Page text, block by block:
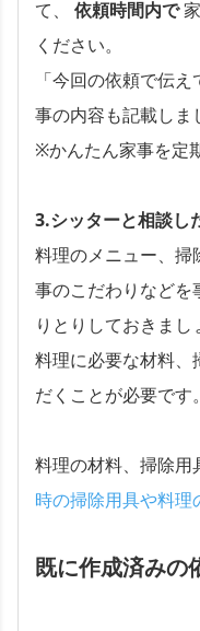
て、 依頼時間内で
ください。
「今回の依頼で伝
事の内容も記載しま
※かんたん家事を定
3.シッターと相談し
料理のメニュー、掃
事のこだわりなどを
りとりしておきまし
料理に必要な材料、
だくことが必要です。
料理の材料、掃除用
時の掃除用具や料理
既に作成済みの